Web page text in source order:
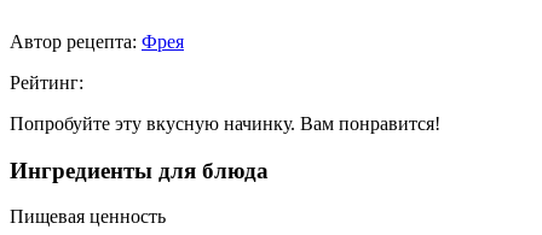
Автор рецепта: Фрея
Рейтинг:
Попробуйте эту вкусную начинку. Вам понравится!
Ингредиенты для блюда
Пищевая ценность